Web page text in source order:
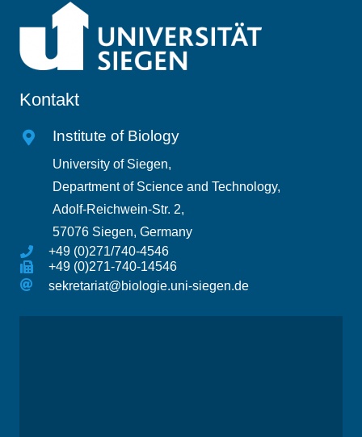
Kontakt
Institute of Biology
University of Siegen,
Department of Science and Technology,
Adolf-Reichwein-Str. 2,
57076 Siegen, Germany
+49 (0)271/740-4546
+49 (0)271-740-14546
sekretariat@biologie.uni-siegen.de